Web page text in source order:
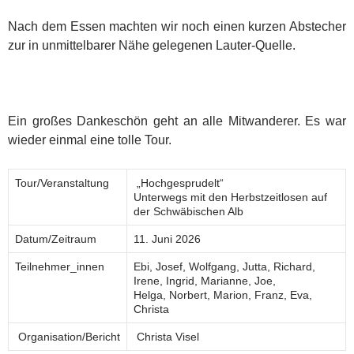
Nach dem Essen machten wir noch einen kurzen Abstecher
zur in unmittelbarer Nähe gelegenen Lauter-Quelle.
Ein großes Dankeschön geht an alle Mitwanderer. Es war
wieder einmal eine tolle Tour.
Tour/Veranstaltung
„Hochgesprudelt“
Unterwegs mit den Herbstzeitlosen auf
der Schwäbischen Alb
Datum/Zeitraum 11. Juni 2026
Teilnehmer_innen
Ebi, Josef, Wolfgang, Jutta, Richard,
Irene, Ingrid, Marianne, Joe,
Helga, Norbert, Marion, Franz, Eva,
Christa
Organisation/Bericht Christa Visel